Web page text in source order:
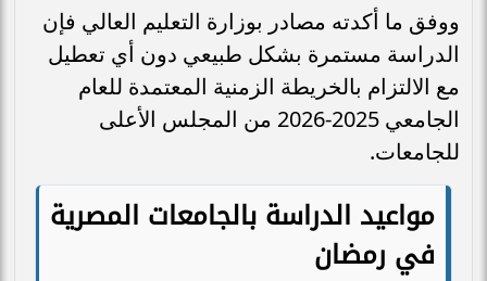
ووفق ما أكدته مصادر بوزارة التعليم العالي فإن
الدراسة مستمرة بشكل طبيعي دون أي تعطيل
مع الالتزام بالخريطة الزمنية المعتمدة للعام
الجامعي 2025-2026 من المجلس الأعلى
للجامعات.
مواعيد الدراسة بالجامعات المصرية
في رمضان